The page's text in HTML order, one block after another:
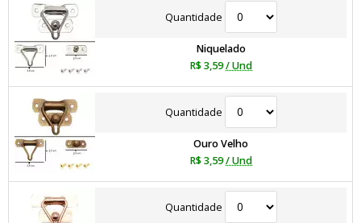
Quantidade
Niquelado
R$ 3,59/ Und
Quantidade
Ouro Velho
R$ 3,59/ Und
Quantidade